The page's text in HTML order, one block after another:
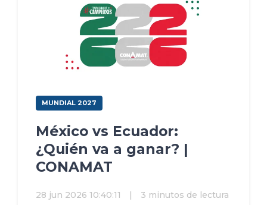
MUNDIAL 2027
México vs Ecuador:
¿Quién va a ganar? |
CONAMAT
28 jun 2026 10:40:11 | 3 minutos de lectura